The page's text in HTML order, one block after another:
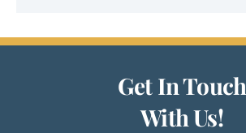
Get In Touch
With Us!